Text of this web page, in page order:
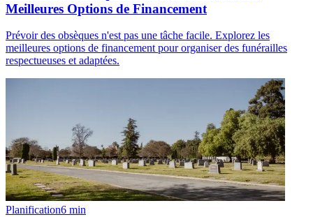
Meilleures Options de Financement
Prévoir des obsèques n'est pas une tâche facile. Explorez les
meilleures options de financement pour organiser des funérailles
respectueuses et adaptées.
Planification6 min